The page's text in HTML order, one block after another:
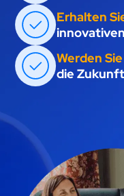
Erhalten
Werden
die